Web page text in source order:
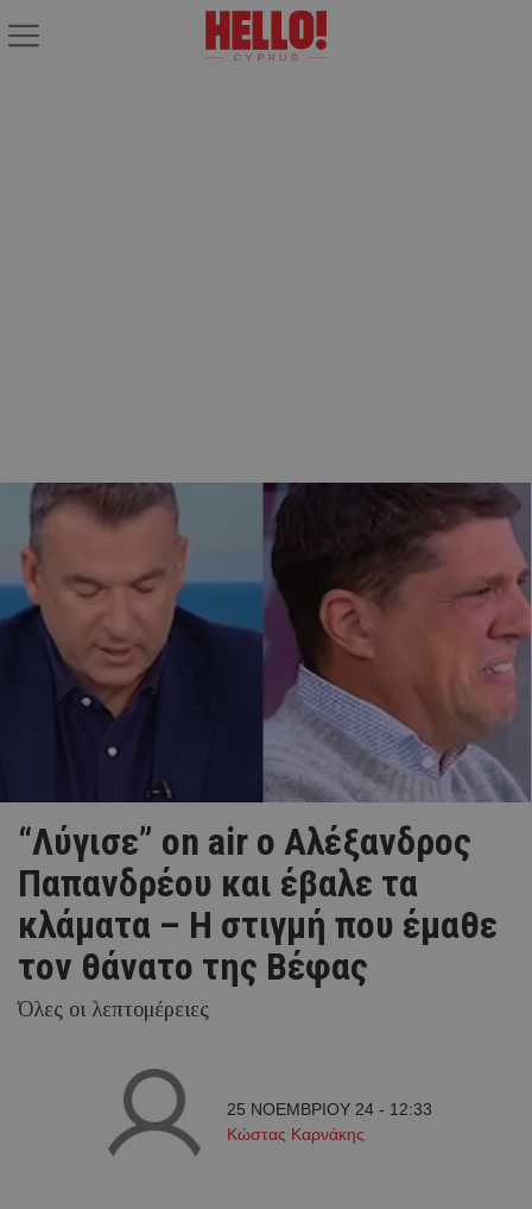
“Λύγισε” on air ο Αλέξανδρος
Παπανδρέου και έβαλε τα
κλάματα – Η στιγμή που έμαθε
τον θάνατο της Βέφας
Όλες οι λεπτομέρειες
25 ΝΟΕΜΒΡΙΟΥ 24 - 12:33
Κώστας Καρνάκης